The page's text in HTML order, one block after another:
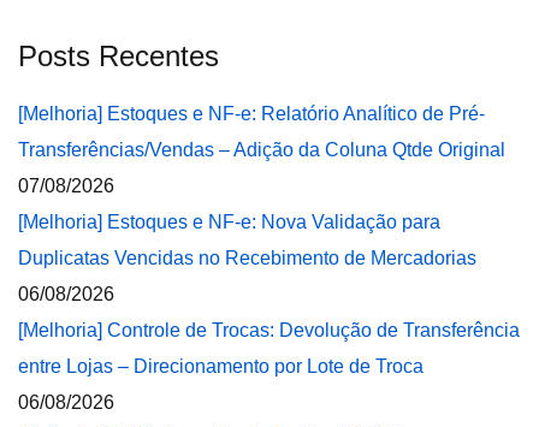
Posts Recentes
[Melhoria] Estoques e NF-e: Relatório Analítico de Pré-
Transferências/Vendas – Adição da Coluna Qtde Original
07/08/2026
[Melhoria] Estoques e NF-e: Nova Validação para
Duplicatas Vencidas no Recebimento de Mercadorias
06/08/2026
[Melhoria] Controle de Trocas: Devolução de Transferência
entre Lojas – Direcionamento por Lote de Troca
06/08/2026